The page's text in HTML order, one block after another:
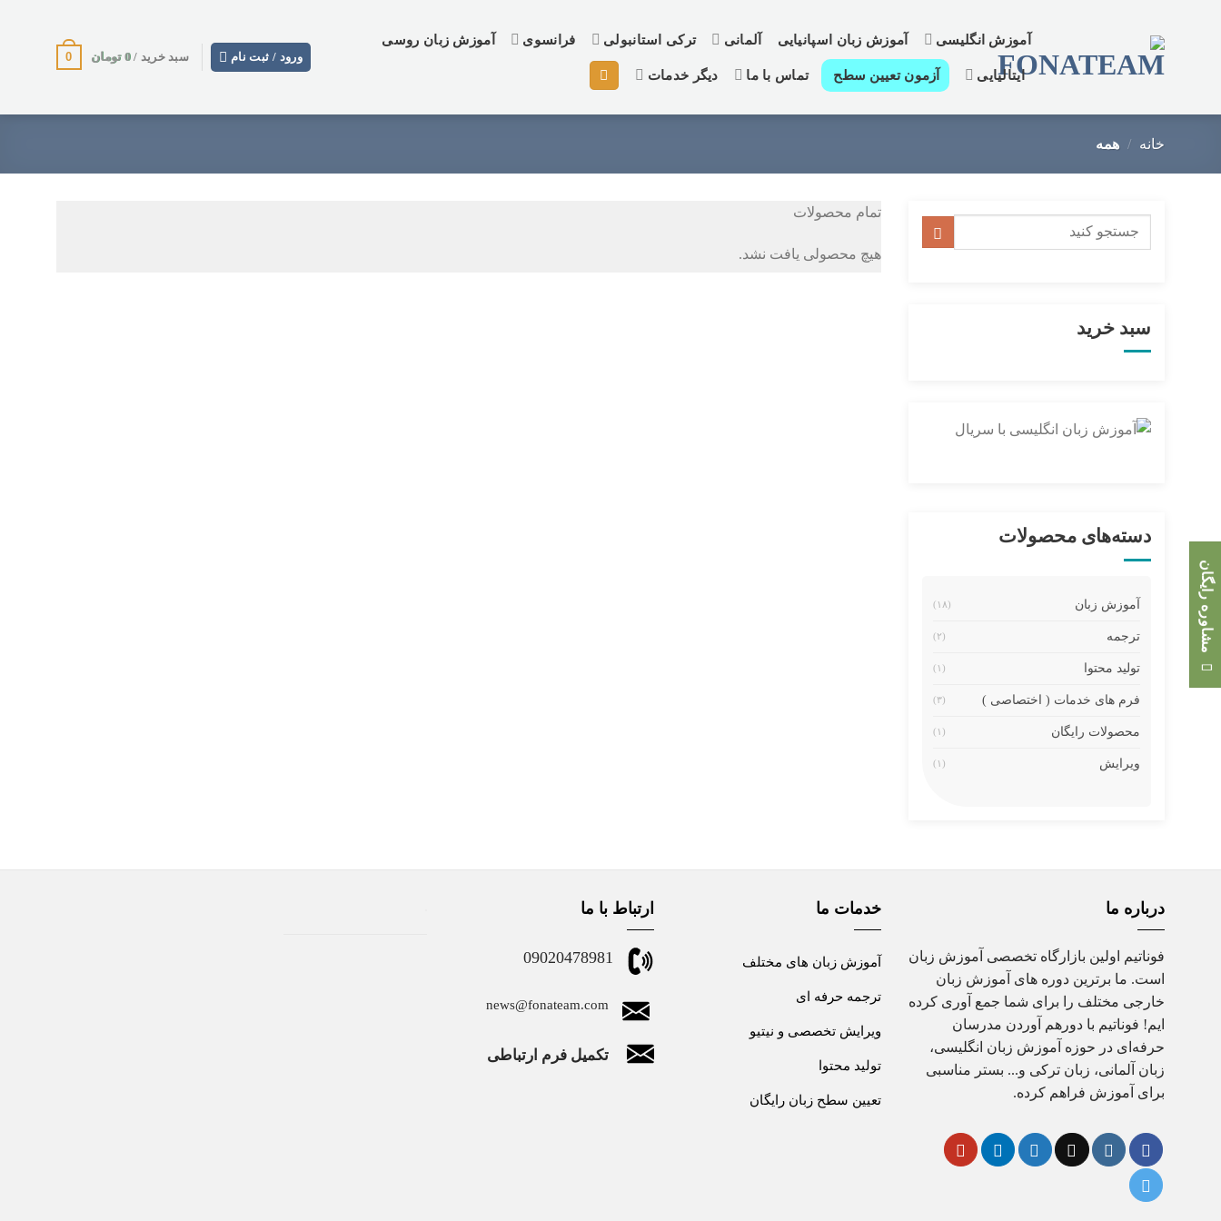
آموزش انگلیسی آموزش زبان اسپانیایی آلمانی ترکی استانبولی فرانسوی آموزش زبان روسی
ایتالیایی آزمون تعیین سطح تماس با ما دیگر خدمات
ورود / ثبت نام سبد خرید /0 تومان 0
خانه / همه
سبد خرید
دسته‌های محصولات
آموزش زبان (۱۸)
ترجمه (۲)
تولید محتوا (۱)
فرم های خدمات ( اختصاصی ) (۳)
محصولات رایگان (۱)
ویرایش (۱)
تمام محصولات
هیچ محصولی یافت نشد.
درباره ما
فوناتیم اولین بازارگاه تخصصی آموزش زبان
است. ما برترین دوره های آموزش زبان
خارجی مختلف را برای شما جمع آوری کرده
ایم! فوناتیم با دورهم آوردن مدرسان
حرفه‌ای در حوزه آموزش زبان انگلیسی،
زبان آلمانی، زبان ترکی و... بستر مناسبی
برای آموزش فراهم کرده.
خدمات ما
آموزش زبان های مختلف
ترجمه حرفه ای
ویرایش تخصصی و نیتیو
تولید محتوا
تعیین سطح زبان رایگان
ارتباط با ما
09020478981
news@fonateam.com
تکمیل فرم ارتباطی
مشاوره رایگان